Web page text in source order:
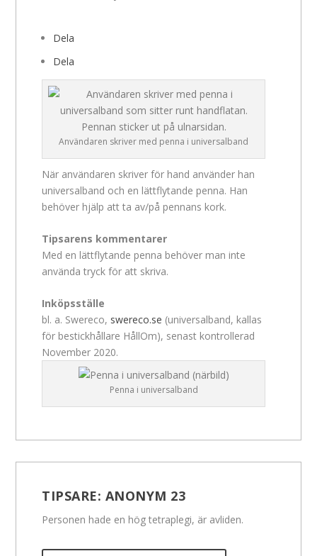
Dela
Dela
Användaren skriver med penna i universalband
När användaren skriver för hand använder han
universalband och en lättflytande penna. Han
behöver hjälp att ta av/på pennans kork.
Tipsarens kommentarer
Med en lättflytande penna behöver man inte
använda tryck för att skriva.
Inköpsställe
bl. a. Swereco, swereco.se (universalband, kallas
för bestickhållare HållOm), senast kontrollerad
November 2020.
Penna i universalband
TIPSARE: ANONYM 23
Personen hade en hög tetraplegi, är avliden.